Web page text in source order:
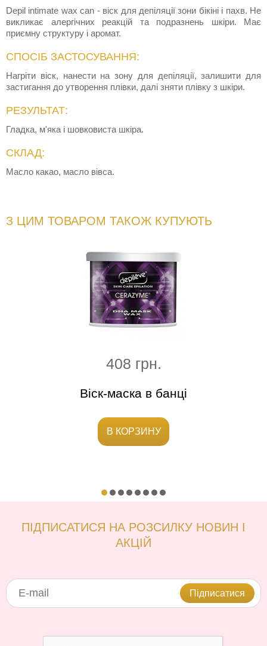
Depil intimate wax can - віск для депіляції зони бікіні і пахв. Не
викликає алергічних реакцій та подразнень шкіри. Має
приємну структуру і аромат.
СПОСІБ ЗАСТОСУВАННЯ:
Нагріти віск, нанести на зону для депіляції, залишити для
застигання до утворення плівки, далі зняти плівку з шкіри.
РЕЗУЛЬТАТ:
Гладка, м'яка і шовковиста шкіра.
СКЛАД:
Масло какао, масло вівса.
З ЦИМ ТОВАРОМ ТАКОЖ КУПУЮТЬ
408 грн.
Віск-маска в банці
В КОРЗИНУ
ПІДПИСАТИСЯ НА РОЗСИЛКУ НОВИН І
АКЦІЙ
Підписатися